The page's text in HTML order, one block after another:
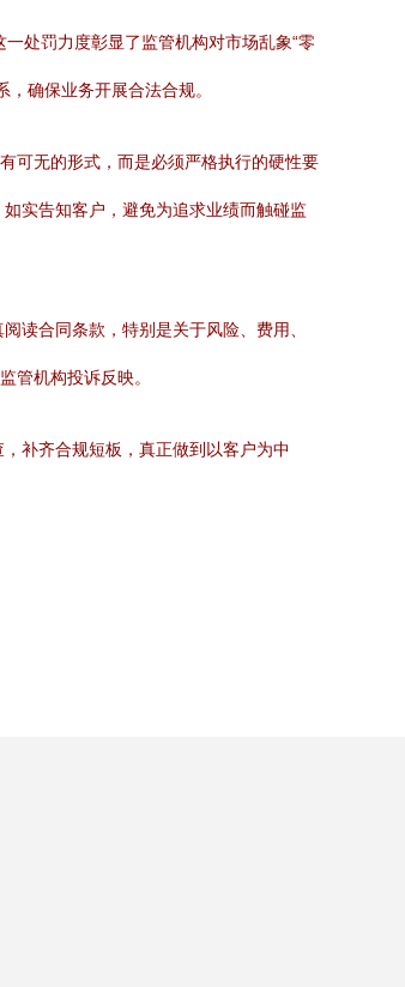
处罚力度彰显了监管机构对市场乱象“零
确保业务开展合法合规。
可无的形式，而是必须严格执行的硬性要
实告知客户，避免为追求业绩而触碰监
读合同条款，特别是关于风险、费用、
管机构投诉反映。
补齐合规短板，真正做到以客户为中